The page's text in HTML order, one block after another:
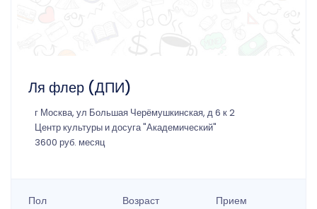
Ля флер (ДПИ)
г Москва, ул Большая Черёмушкинская, д 6 к 2
Центр культуры и досуга "Академический"
3600 руб. месяц
Пол Возраст Прием